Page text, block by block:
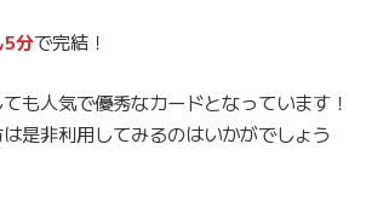
5分で完結！
も人気で優秀なカードとなっています！
是非利用してみるのはいかがでしょう